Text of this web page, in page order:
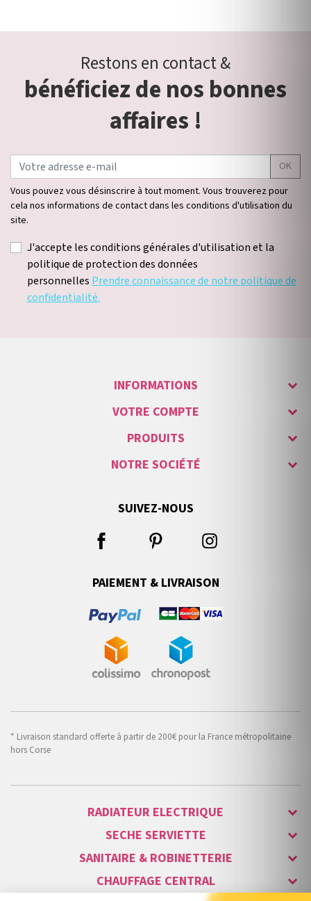
Restons en contact &
bénéficiez de nos bonnes
affaires !
OK
Vous pouvez vous désinscrire à tout moment. Vous trouverez pour
cela nos informations de contact dans les conditions d'utilisation du
site.
J'accepte les conditions générales d'utilisation et la
politique de protection des données
personnelles Prendre connaissance de notre politique de
confidentialité.
INFORMATIONS
VOTRE COMPTE
PRODUITS
NOTRE SOCIÉTÉ
SUIVEZ-NOUS
PAIEMENT & LIVRAISON
* Livraison standard offerte à partir de 200€ pour la France métropolitaine
hors Corse
RADIATEUR ELECTRIQUE
SECHE SERVIETTE
SANITAIRE & ROBINETTERIE
CHAUFFAGE CENTRAL